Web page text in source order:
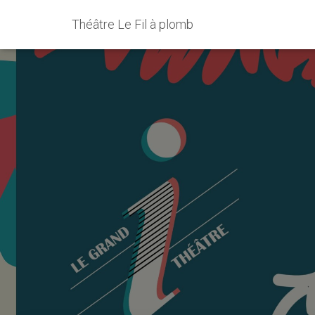
Théâtre Le Fil à plomb
La
17 au